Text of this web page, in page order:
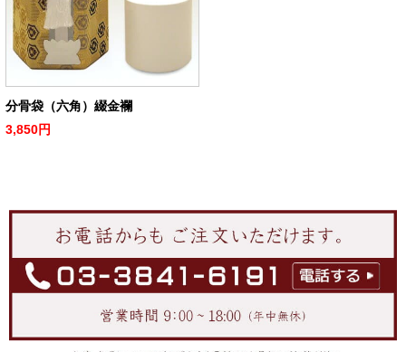
分骨袋（六角）綴金襴
3,850円